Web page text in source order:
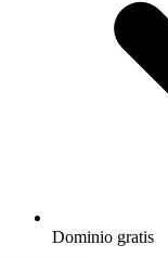
Dominio gratis